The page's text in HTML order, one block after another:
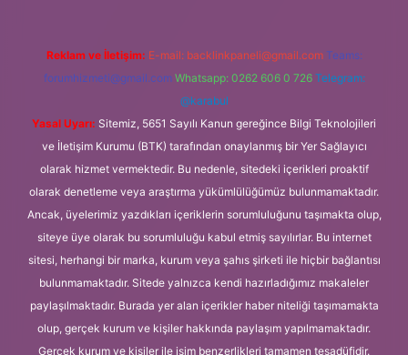
Reklam ve İletişim: E-mail: backlinkpaneli@gmail.com Teams:
forumhizmeti@gmail.com Whatsapp: 0262 606 0 726 Telegram:
@karabul
Yasal Uyarı: Sitemiz, 5651 Sayılı Kanun gereğince Bilgi Teknolojileri
ve İletişim Kurumu (BTK) tarafından onaylanmış bir Yer Sağlayıcı
olarak hizmet vermektedir. Bu nedenle, sitedeki içerikleri proaktif
olarak denetleme veya araştırma yükümlülüğümüz bulunmamaktadır.
Ancak, üyelerimiz yazdıkları içeriklerin sorumluluğunu taşımakta olup,
siteye üye olarak bu sorumluluğu kabul etmiş sayılırlar. Bu internet
sitesi, herhangi bir marka, kurum veya şahıs şirketi ile hiçbir bağlantısı
bulunmamaktadır. Sitede yalnızca kendi hazırladığımız makaleler
paylaşılmaktadır. Burada yer alan içerikler haber niteliği taşımamakta
olup, gerçek kurum ve kişiler hakkında paylaşım yapılmamaktadır.
Gerçek kurum ve kişiler ile isim benzerlikleri tamamen tesadüfidir.